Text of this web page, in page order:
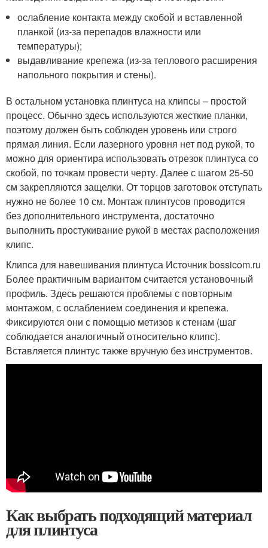
ослабление контакта между скобой и вставленной
планкой (из-за перепадов влажности или
температуры);
выдавливание крепежа (из-за теплового расширения
напольного покрытия и стены).
В остальном установка плинтуса на клипсы – простой
процесс. Обычно здесь используются жесткие планки,
поэтому должен быть соблюден уровень или строго
прямая линия. Если лазерного уровня нет под рукой, то
можно для ориентира использовать отрезок плинтуса со
скобой, по точкам провести черту. Далее с шагом 25-50
см закрепляются защелки. От торцов заготовок отступать
нужно не более 10 см. Монтаж плинтусов проводится
без дополнительного инструмента, достаточно
выполнить простукивание рукой в местах расположения
клипс.
Клипса для навешивания плинтуса Источник bossicom.ru
Более практичным вариантом считается установочный
профиль. Здесь решаются проблемы с повторным
монтажом, с ослаблением соединения и крепежа.
Фиксируются они с помощью метизов к стенам (шаг
соблюдается аналогичный относительно клипс).
Вставляется плинтус также вручную без инструментов.
Как выбрать подходящий материал
для плинтуса